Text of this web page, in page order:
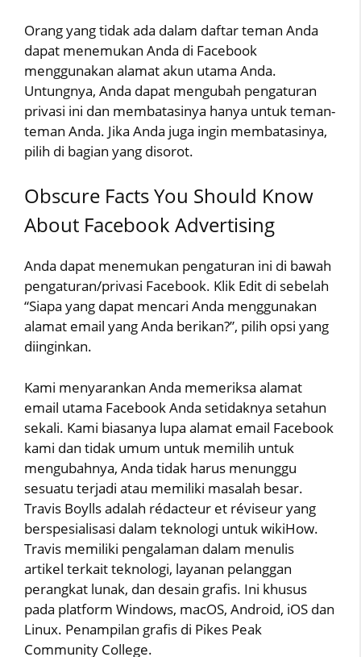
Orang yang tidak ada dalam daftar teman Anda
dapat menemukan Anda di Facebook
menggunakan alamat akun utama Anda.
Untungnya, Anda dapat mengubah pengaturan
privasi ini dan membatasinya hanya untuk teman-
teman Anda. Jika Anda juga ingin membatasinya,
pilih di bagian yang disorot.
Obscure Facts You Should Know
About Facebook Advertising
Anda dapat menemukan pengaturan ini di bawah
pengaturan/privasi Facebook. Klik Edit di sebelah
“Siapa yang dapat mencari Anda menggunakan
alamat email yang Anda berikan?”, pilih opsi yang
diinginkan.
Kami menyarankan Anda memeriksa alamat
email utama Facebook Anda setidaknya setahun
sekali. Kami biasanya lupa alamat email Facebook
kami dan tidak umum untuk memilih untuk
mengubahnya, Anda tidak harus menunggu
sesuatu terjadi atau memiliki masalah besar.
Travis Boylls adalah rédacteur et réviseur yang
berspesialisasi dalam teknologi untuk wikiHow.
Travis memiliki pengalaman dalam menulis
artikel terkait teknologi, layanan pelanggan
perangkat lunak, dan desain grafis. Ini khusus
pada platform Windows, macOS, Android, iOS dan
Linux. Penampilan grafis di Pikes Peak
Community College.